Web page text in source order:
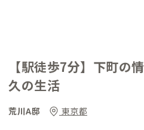
【駅徒歩7分】下町の
久の生活
荒川A邸 東京都